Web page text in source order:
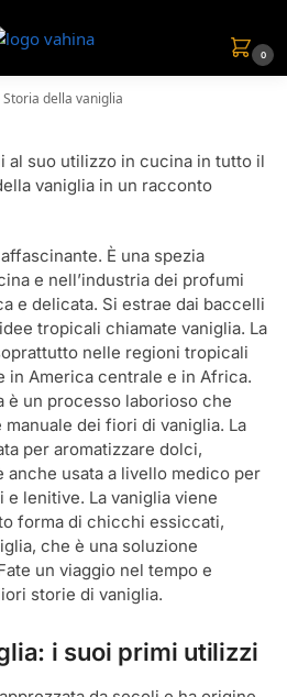
0
Storia della vaniglia
al suo utilizzo in cucina in tutto il
vaniglia in un racconto
È una spezia
e nell’industria dei profumi
e delicata. Si estrae dai baccelli
tropicali chiamate vaniglia. La
nelle regioni tropicali
in America centrale e in Africa.
è un processo laborioso che
dei fiori di vaniglia. La
per aromatizzare dolci,
anche usata a livello medico per
lenitive. La vaniglia viene
forma di chicchi essiccati,
che è una soluzione
un viaggio nel tempo e
storie di vaniglia.
i suoi primi utilizzi